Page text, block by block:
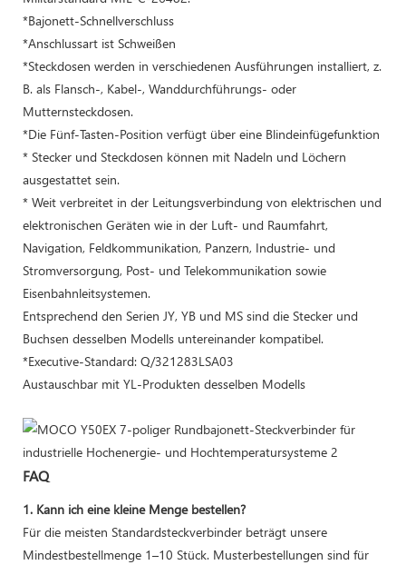
*Bajonett-Schnellverschluss
*Anschlussart ist Schweißen
*Steckdosen werden in verschiedenen Ausführungen installiert, z.
B. als Flansch-, Kabel-, Wanddurchführungs- oder
Mutternsteckdosen.
*Die Fünf-Tasten-Position verfügt über eine Blindeinfügefunktion
* Stecker und Steckdosen können mit Nadeln und Löchern
ausgestattet sein.
* Weit verbreitet in der Leitungsverbindung von elektrischen und
elektronischen Geräten wie in der Luft- und Raumfahrt,
Navigation, Feldkommunikation, Panzern, Industrie- und
Stromversorgung, Post- und Telekommunikation sowie
Eisenbahnleitsystemen.
Entsprechend den Serien JY, YB und MS sind die Stecker und
Buchsen desselben Modells untereinander kompatibel.
*Executive-Standard: Q/321283LSA03
Austauschbar mit YL-Produkten desselben Modells
FAQ
1. Kann ich eine kleine Menge bestellen?
Für die meisten Standardsteckverbinder beträgt unsere
Mindestbestellmenge 1–10 Stück. Musterbestellungen sind für